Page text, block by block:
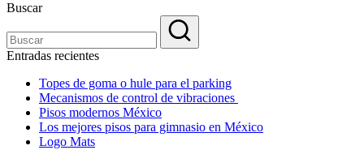
Buscar
Entradas recientes
Topes de goma o hule para el parking
Mecanismos de control de vibraciones
Pisos modernos México
Los mejores pisos para gimnasio en México
Logo Mats